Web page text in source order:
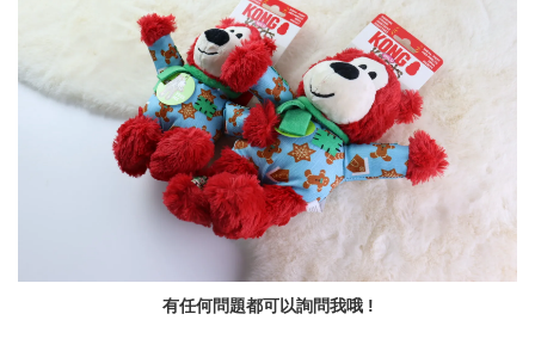
有任何問題都可以詢問我哦 !